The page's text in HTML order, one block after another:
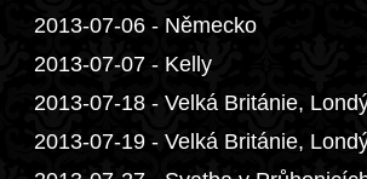
2013-07-06 - Německo
2013-07-07 - Kelly
2013-07-18 - Velká Británie,
2013-07-19 - Velká Británie,